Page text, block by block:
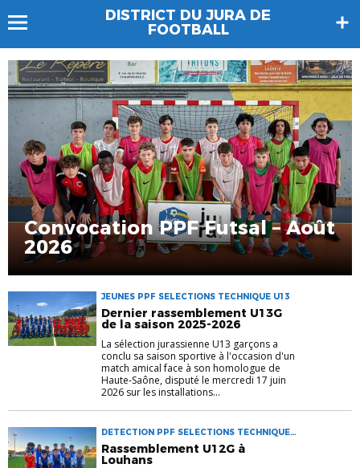
DISTRICT DU JURA DE
FOOTBALL
Convocation PPF Futsal – Août
2026
JEUNES PPF SELECTIONS TECHNIQUE U13
Dernier rassemblement U13G
de la saison 2025-2026
La sélection jurassienne U13 garçons a
conclu sa saison sportive à l'occasion d'un
match amical face à son homologue de
Haute-Saône, disputé le mercredi 17 juin
2026 sur les installations...
DETECTION PPF SELECTIONS TECHNIQUE
U12
Rassemblement U12G à
Louhans